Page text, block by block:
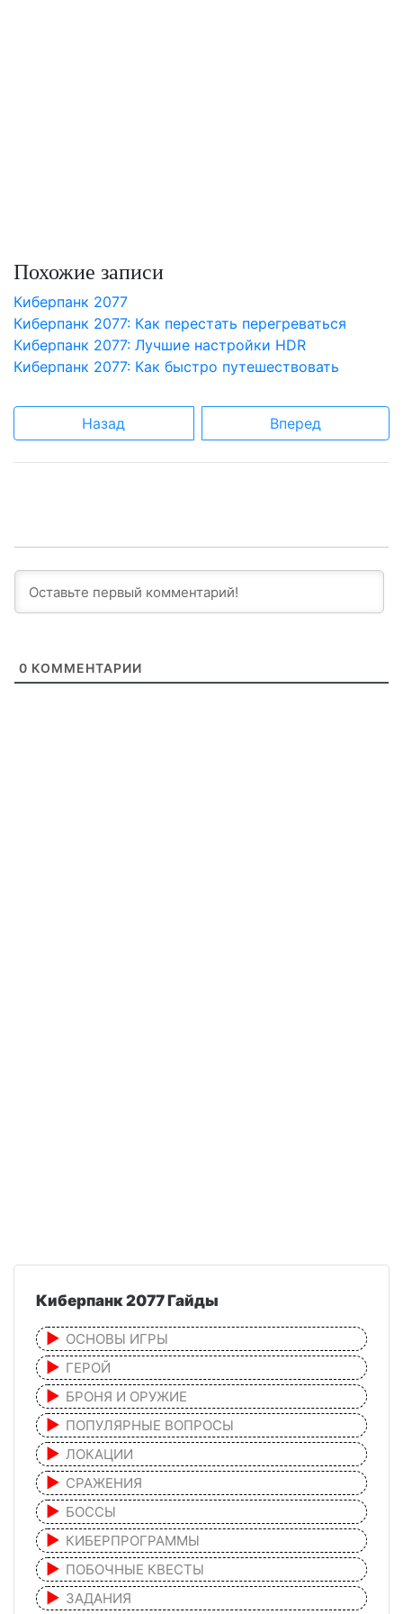
Похожие записи
Киберпанк 2077
Киберпанк 2077: Как перестать перегреваться
Киберпанк 2077: Лучшие настройки HDR
Киберпанк 2077: Как быстро путешествовать
Назад Вперед
0 КОММЕНТАРИИ
Киберпанк 2077 Гайды
ОСНОВЫ ИГРЫ
ГЕРОЙ
БРОНЯ И ОРУЖИЕ
ПОПУЛЯРНЫЕ ВОПРОСЫ
ЛОКАЦИИ
СРАЖЕНИЯ
БОССЫ
КИБЕРПРОГРАММЫ
ПОБОЧНЫЕ КВЕСТЫ
ЗАДАНИЯ